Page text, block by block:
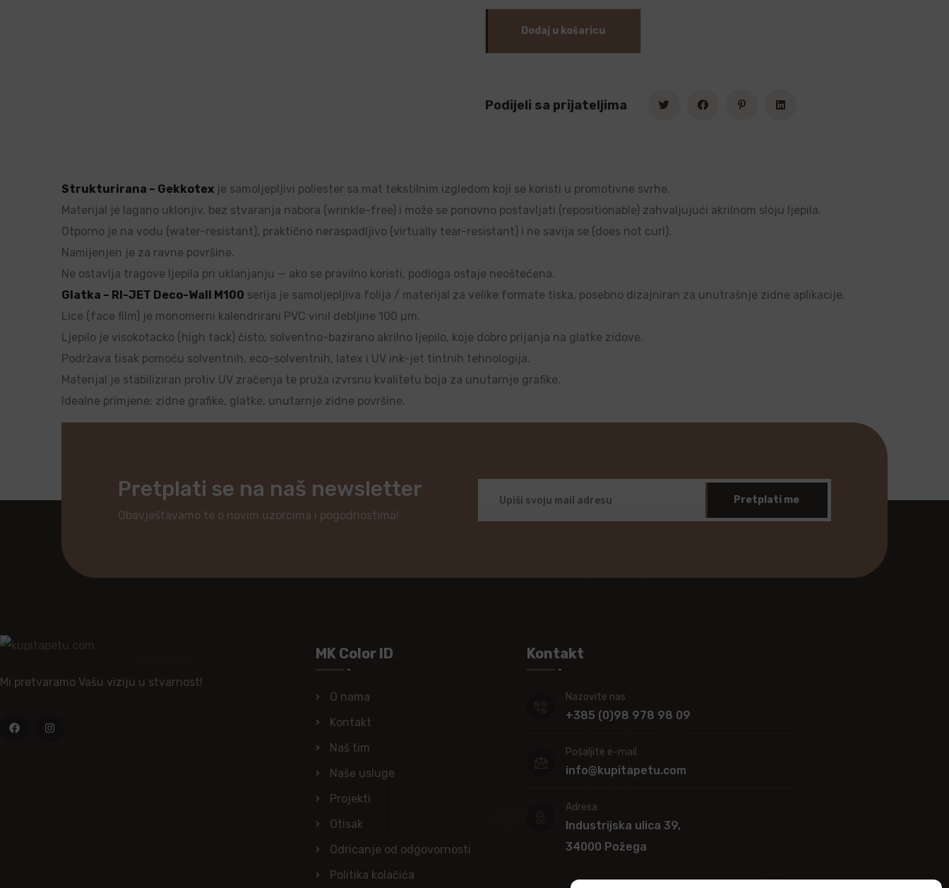
Dodaj u košaricu
Podijeli sa prijateljima
Strukturirana – Gekkotex je samoljepljivi poliester sa mat tekstilnim izgledom koji se koristi u promotivne svrhe.
Materijal je lagano uklonjiv, bez stvaranja nabora (wrinkle-free) i može se ponovno postavljati (repositionable) zahvaljujući akrilnom sloju ljepila.
Otporno je na vodu (water-resistant), praktično neraspadljivo (virtually tear-resistant) i ne savija se (does not curl).
Namijenjen je za ravne površine.
Ne ostavlja tragove ljepila pri uklanjanju — ako se pravilno koristi, podloga ostaje neoštećena.
Glatka – RI-JET Deco-Wall M100 serija je samoljepljiva folija / materijal za velike formate tiska, posebno dizajniran za unutrašnje zidne aplikacije.
Lice (face film) je monomerni kalendrirani PVC vinil debljine 100 µm.
Ljepilo je visokotacko (high tack) čisto, solventno-bazirano akrilno ljepilo, koje dobro prijanja na glatke zidove.
Podržava tisak pomoću solventnih, eco-solventnih, latex i UV ink-jet tintnih tehnologija.
Materijal je stabiliziran protiv UV zračenja te pruža izvrsnu kvalitetu boja za unutarnje grafike.
Idealne primjene: zidne grafike, glatke, unutarnje zidne površine.
Pretplati se na naš newsletter
Obavještavamo te o novim uzorcima i pogodnostima!
Pretplati me
Mi pretvaramo Vašu viziju u stvarnost!
MK Color ID
O nama
Kontakt
Naš tim
Naše usluge
Projekti
Otisak
Odricanje od odgovornosti
Politika kolačića
Kontakt
Nazovite nas
+385 (0)98 978 98 09
Pošaljite e-mail
info@kupitapetu.com
Adresa
Industrijska ulica 39,
34000 Požega